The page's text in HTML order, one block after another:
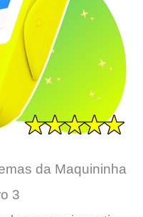
da Maquininha
3